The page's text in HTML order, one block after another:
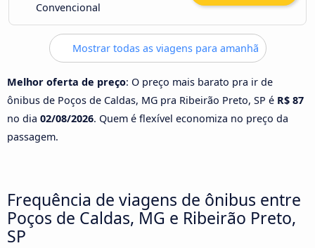
Convencional
Mostrar todas as viagens para amanhã
Melhor oferta de preço: O preço mais barato pra ir de
ônibus de Poços de Caldas, MG pra Ribeirão Preto, SP é R$ 87
no dia 02/08/2026. Quem é flexível economiza no preço da
passagem.
Frequência de viagens de ônibus entre
Poços de Caldas, MG e Ribeirão Preto,
SP